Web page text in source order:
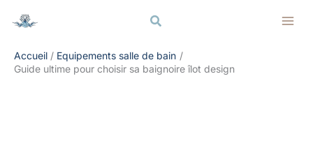
Rechercher
Accueil
Equipements salle de bain
Guide ultime pour choisir sa baignoire îlot design